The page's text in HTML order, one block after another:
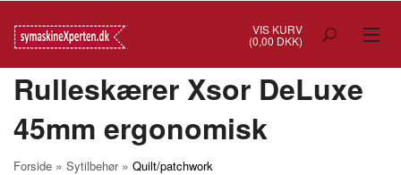
VIS KURV
(0,00 DKK)
TILBUD
SYMASKINER
Rulleskærer Xsor DeLuxe
45mm ergonomisk
Forside » Sytilbehør» Quilt/patchwork